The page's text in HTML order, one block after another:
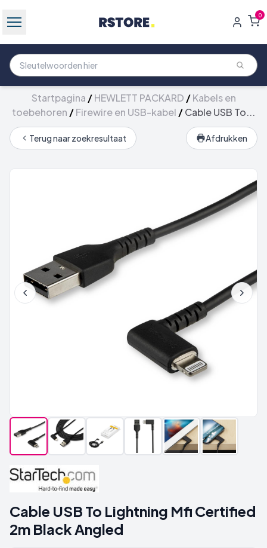
0
Startpagina /HEWLETT PACKARD /Kabels en
toebehoren /Firewire en USB-kabel /Cable USB To...
Terug naar zoekresultaat Afdrukken
Cable USB To Lightning Mfi Certified
2m Black Angled